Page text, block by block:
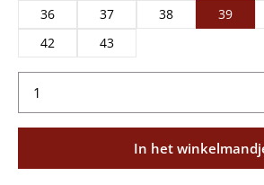
36 37 38 39
42
43
Producthoeveelheid: Voer de
In het